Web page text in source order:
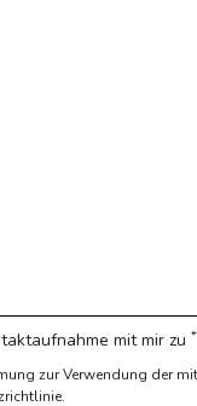
mit mir zu *
zur Verwendung der